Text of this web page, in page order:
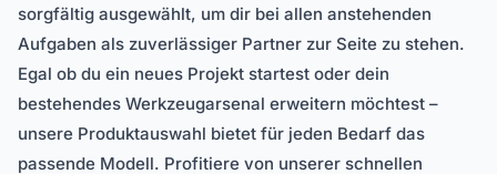
sorgfältig ausgewählt, um dir bei allen anstehenden
Aufgaben als zuverlässiger Partner zur Seite zu stehen.
Egal ob du ein neues Projekt startest oder dein
bestehendes Werkzeugarsenal erweitern möchtest –
unsere Produktauswahl bietet für jeden Bedarf das
passende Modell. Profitiere von unserer schnellen